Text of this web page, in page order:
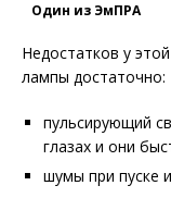
Один из ЭмПРА
Недостатков у
лампы достаточно:
пульсирующий
глазах и они
шумы при пуске